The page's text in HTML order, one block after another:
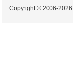
Copyright © 2006-2026